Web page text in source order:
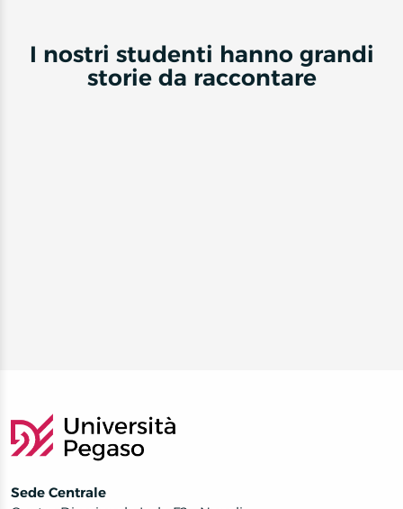
I nostri studenti hanno grandi
storie da raccontare
Sede Centrale